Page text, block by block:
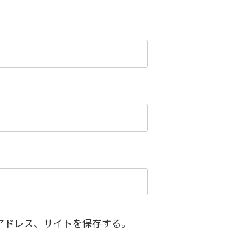
レス、サイトを保存する。